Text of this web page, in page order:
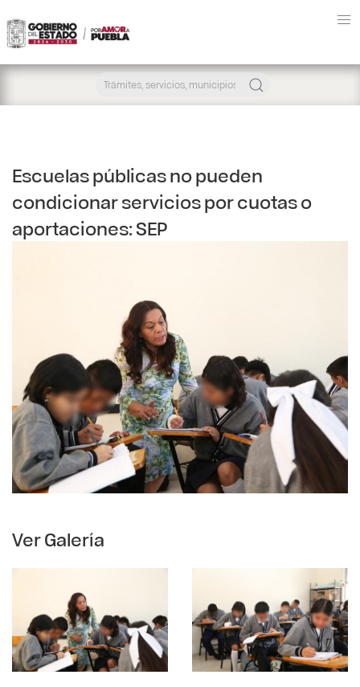
Escuelas públicas no pueden
condicionar servicios por cuotas o
aportaciones: SEP
Ver Galería